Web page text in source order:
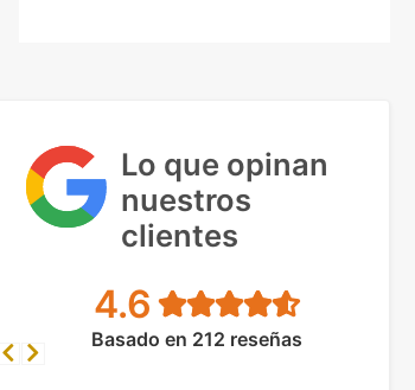
Lo que opinan
nuestros
clientes
4.6
Basado en 212 reseñas
Previous
Next